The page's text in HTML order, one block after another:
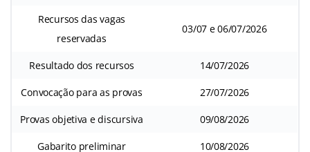
Recursos das vagas
reservadas
03/07 e 06/07/2026
Resultado dos recursos 14/07/2026
Convocação para as provas 27/07/2026
Provas objetiva e discursiva 09/08/2026
Gabarito preliminar 10/08/2026